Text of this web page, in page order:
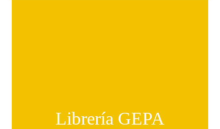
Librería GEPA